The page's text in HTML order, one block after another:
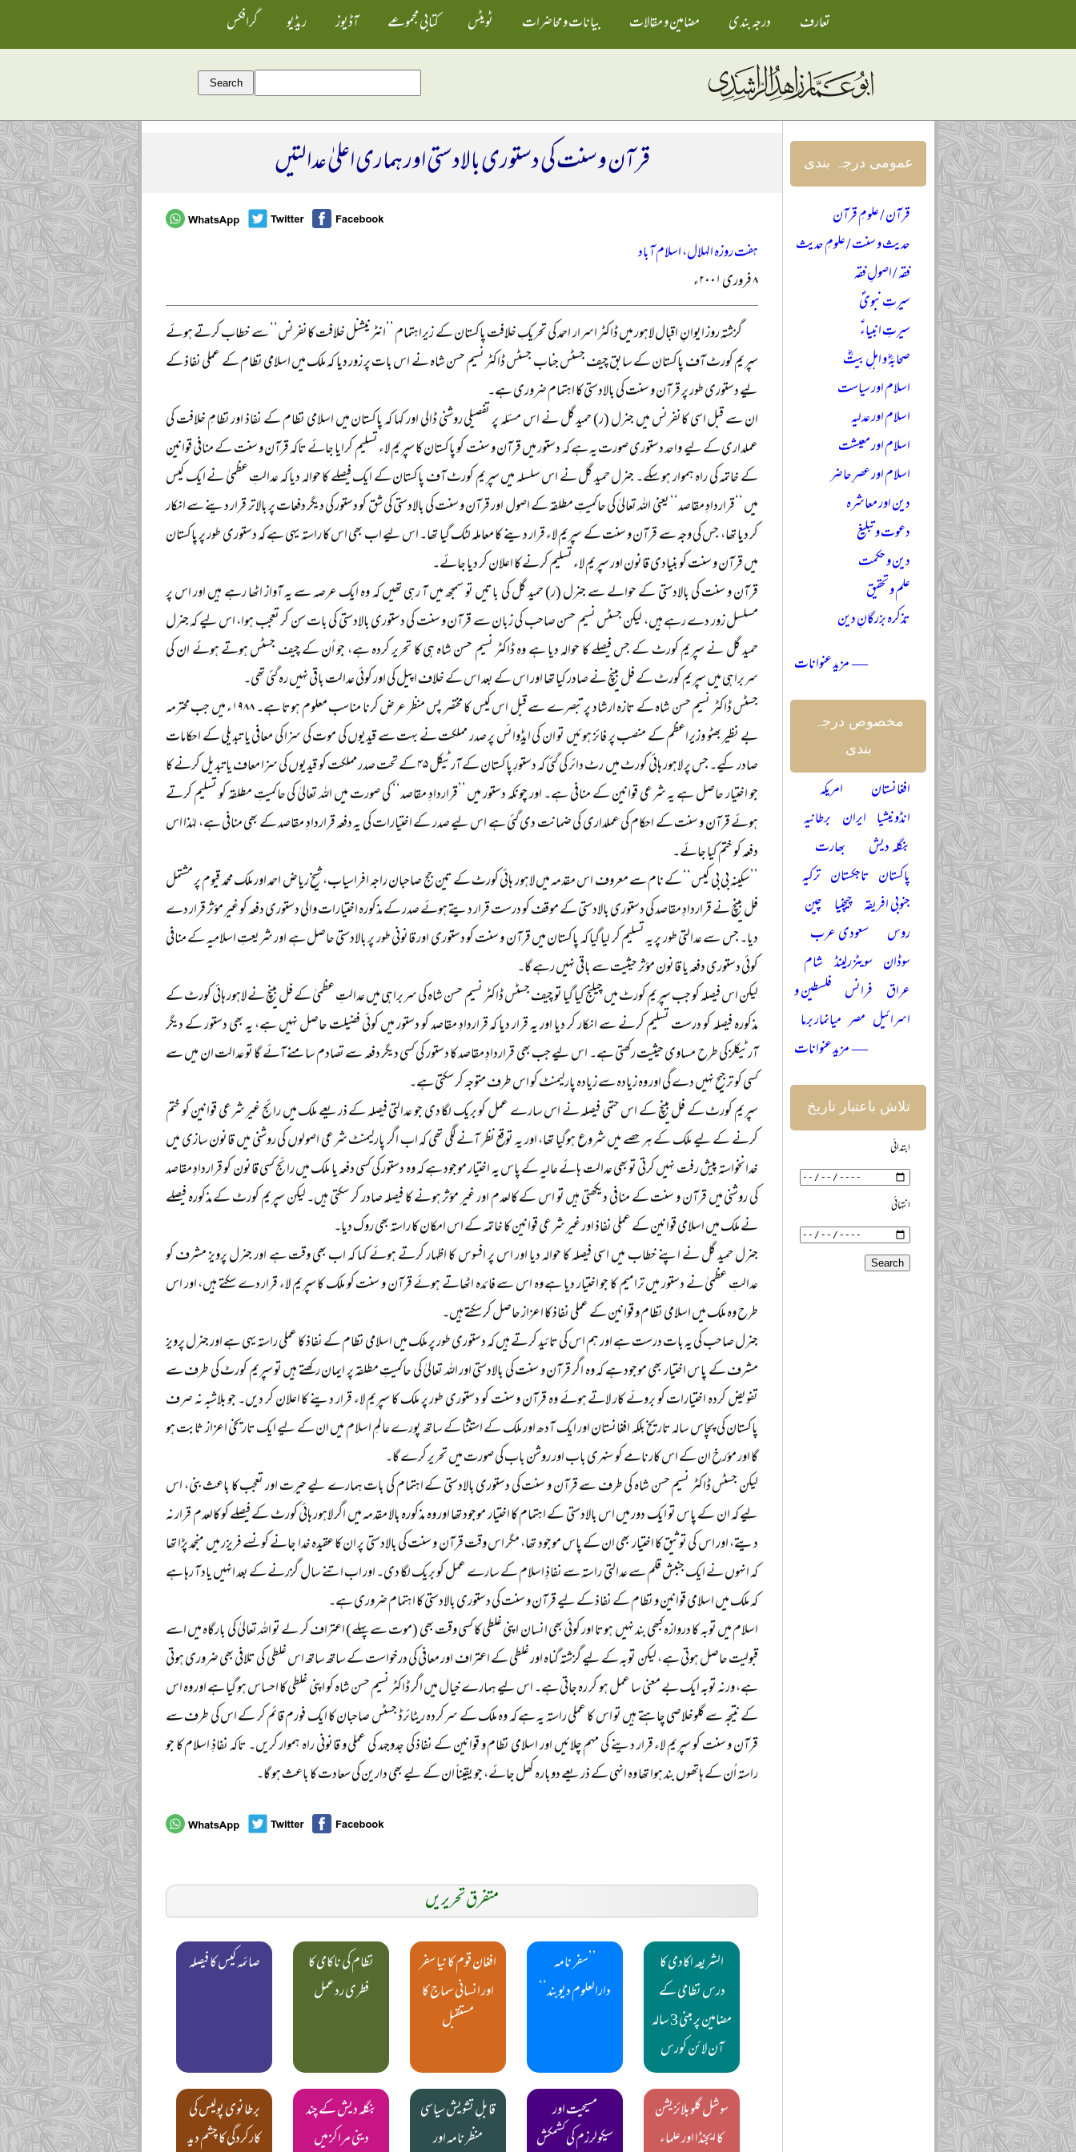
تعارف درجہ بندی مضامین و مقالات بیانات و محاضرات ٹویٹس کتابی مجموعے آڈیوز ریڈیو گرافکس
قرآن و سنت کی دستوری بالادستی اور ہماری اعلیٰ عدالتیں
ہفت روزہ الہلال، اسلام آباد
۸ فروری ۲۰۰۱ء
گزشتہ روز ایوانِ اقبال لاہور میں ڈاکٹر اسرار احمد کی تحریکِ خلافت پاکستان کے زیراہتمام ’’انٹرنیشنل خلافت کانفرنس‘‘ سے خطاب کرتے ہوئے
سپریم کورٹ آف پاکستان کے سابق چیف جسٹس جناب جسٹس ڈاکٹر نسیم حسن شاہ نے اس بات پر زور دیا کہ ملک میں اسلامی نظام کے عملی نفاذ کے
لیے دستوری طور پر قرآن و سنت کی بالادستی کا اہتمام ضروری ہے۔
ان سے قبل اسی کانفرنس میں جنرل (ر) حمید گل نے اس مسئلہ پر تفصیلی روشنی ڈالی اور کہا کہ پاکستان میں اسلامی نظام کے نفاذ اور نظامِ خلافت کی
عملداری کے لیے واحد دستوری صورت یہ ہے کہ دستور میں قرآن و سنت کو پاکستان کا سپریم لاء تسلیم کرایا جائے تاکہ قرآن و سنت کے منافی قوانین
کے خاتمہ کی راہ ہموار ہو سکے۔ جنرل حمید گل نے اس سلسلہ میں سپریم کورٹ آف پاکستان کے ایک فیصلے کا حوالہ دیا کہ عدالتِ عظمیٰ نے ایک کیس
میں ‘‘قراردادِ مقاصد‘‘ یعنی اللہ تعالیٰ کی حاکمیتِ مطلقہ کے اصول اور قرآن و سنت کی بالادستی کی شق کو دستور کی دیگر دفعات پر بالاتر قرار دینے سے انکار
کر دیا تھا، جس کی وجہ سے قرآن و سنت کے سپریم لاء قرار دینے کا معاملہ لٹک گیا تھا۔ اس لیے اب بھی اس کا راستہ یہی ہے کہ دستوری طور پر پاکستان
میں قرآن و سنت کو بنیادی قانون اور سپریم لاء تسلیم کرنے کا اعلان کر دیا جائے۔
قرآن و سنت کی بالادستی کے حوالے سے جنرل (ر) حمید گل کی باتیں تو سمجھ میں آ رہی تھیں کہ وہ ایک عرصہ سے یہ آواز اٹھا رہے ہیں اور اس پر
مسلسل زور دے رہے ہیں، لیکن جسٹس نسیم حسن صاحب کی زبان سے قرآن و سنت کی دستوری بالادستی کی بات سن کر تعجب ہوا، اس لیے کہ جنرل
حمید گل نے سپریم کورٹ کے جس فیصلے کا حوالہ دیا ہے وہ ڈاکٹر نسیم حسن شاہ ہی کا تحریر کردہ ہے، جو اُن کے چیف جسٹس ہوتے ہوئے ان کی
سربراہی میں سپریم کورٹ کے فل بینچ نے صادر کیا تھا اور اس کے بعد اس کے خلاف اپیل کی اور کوئی عدالت باقی نہیں رہ گئی تھی۔
جسٹس ڈاکٹر نسیم حسن شاہ کے تازہ ارشاد پر تبصرے سے قبل اس کیس کا مختصر پس منظر عرض کرنا مناسب معلوم ہوتا ہے۔ ۱۹۸۸ء میں جب محترمہ
بے نظیر بھٹو وزیراعظم کے منصب پر فائز ہوئیں تو ان کی ایڈوائس پر صدر مملکت نے بہت سے قیدیوں کی موت کی سزا کی معافی یا تبدیلی کے احکامات
صادر کیے۔ جس پر لاہور ہائی کورٹ میں رٹ دائر کی گئی کہ دستورِ پاکستان کے آرٹیکل ۴۵ کے تحت صدر مملکت کو قیدیوں کی سزا معاف یا تبدیل کرنے کا
جو اختیار حاصل ہے یہ شرعی قوانین کے منافی ہے۔ اور چونکہ دستور میں ’’قراردادِ مقاصد‘‘ کی صورت میں اللہ تعالیٰ کی حاکمیتِ مطلقہ کو تسلیم کرتے
ہوئے قرآن و سنت کے احکام کی عملداری کی ضمانت دی گئی ہے اس لیے صدر کے اختیارات کی یہ دفعہ قراردادِ مقاصد کے بھی منافی ہے، لہٰذا اس
دفعہ کو ختم کیا جائے۔
’’سکینہ بی بی کیس‘‘ کے نام سے معروف اس مقدمہ میں لاہور ہائی کورٹ کے تین جج صاحبان راجہ افراسیاب، شیخ ریاض احمد اور ملک محمد قیوم پر مشتمل
فل بینچ نے قراردادِ مقاصد کی دستوری بالادستی کے موقف کو درست قرار دیتے ہوئے صدر کے مذکورہ اختیارات والی دستوری دفعہ کو غیر مؤثر قرار دے
دیا۔ جس سے عدالتی طور پر یہ تسلیم کر لیا گیا کہ پاکستان میں قرآن و سنت کو دستوری اور قانونی طور پر بالادستی حاصل ہے اور شریعتِ اسلامیہ کے منافی
کوئی دستوری دفعہ یا قانون مؤثر حیثیت سے باقی نہیں رہے گا۔
لیکن اس فیصلہ کو جب سپریم کورٹ میں چیلنج کیا گیا تو چیف جسٹس ڈاکٹر نسیم حسن شاہ کی سربراہی میں عدالتِ عظمیٰ کے فل بینچ نے لاہور ہائی کورٹ کے
مذکورہ فیصلہ کو درست تسلیم کرنے سے انکار کر دیا اور یہ قرار دیا کہ قراردادِ مقاصد کو دستور میں کوئی فضیلت حاصل نہیں ہے، یہ بھی دستور کے دیگر
آرٹیکلز کی طرح مساوی حیثیت رکھتی ہے۔ اس لیے جب بھی قراردادِ مقاصد کا دستور کی کسی دیگر دفعہ سے تصادم سامنے آئے گا تو عدالت ان میں سے
کسی کو ترجیح نہیں دے گی اور وہ زیادہ سے زیادہ پارلیمنٹ کو اس طرف متوجہ کر سکتی ہے۔
سپریم کورٹ کے فل بینچ کے اس حتمی فیصلہ نے اس سارے عمل کو بریک لگا دی جو عدالتی فیصلہ کے ذریعے ملک میں رائج غیر شرعی قوانین کو ختم
کرنے کے لیے ملک کے ہر حصے میں شروع ہوگیا تھا، اور یہ توقع نظر آنے لگی تھی کہ اب اگر پارلیمنٹ شرعی اصولوں کی روشنی میں قانون سازی میں
خدانخواستہ پیش رفت نہیں کرتی تو بھی عدالت ہائے عالیہ کے پاس یہ اختیار موجود ہے کہ وہ دستور کی کسی دفعہ یا ملک میں رائج کسی قانون کو قراردادِ مقاصد
کی روشنی میں قرآن و سنت کے منافی دیکھتی ہیں تو اس کے کالعدم اور غیر مؤثر ہونے کا فیصلہ صادر کر سکتی ہیں۔ لیکن سپریم کورٹ کے مذکورہ فیصلے
نے ملک میں اسلامی قوانین کے عملی نفاذ اور غیر شرعی قوانین کا خاتمہ کے اس امکان کا راستہ بھی روک دیا۔
جنرل حمید گل نے اپنے خطاب میں اسی فیصلہ کا حوالہ دیا اور اس پر افسوس کا اظہار کرتے ہوئے کہا کہ اب بھی وقت ہے اور جنرل پرویز مشرف کو
عدالتِ عظمیٰ نے دستور میں ترامیم کا جو اختیار دیا ہے وہ اس سے فائدہ اٹھاتے ہوئے قرآن و سنت کو ملک کا سپریم لاء قرار دے سکتے ہیں، اور اس
طرح وہ ملک میں اسلامی نظام و قوانین کے عملی نفاذ کا اعزاز حاصل کر سکتے ہیں۔
جنرل صاحب کی یہ بات درست ہے اور ہم اس کی تائید کرتے ہیں کہ دستوری طور پر ملک میں اسلامی نظام کے نفاذ کا عملی راستہ یہی ہے اور جنرل پرویز
مشرف کے پاس اختیار بھی موجود ہے کہ وہ اگر قرآن و سنت کی بالادستی اور اللہ تعالیٰ کی حاکمیتِ مطلقہ پر ایمان رکھتے ہیں تو سپریم کورٹ کی طرف سے
تفویض کردہ اختیارات کو بروئے کار لاتے ہوئے وہ قرآن و سنت کو دستوری طور پر ملک کا سپریم لاء قرار دینے کا اعلان کر دیں۔ جو بلاشبہ نہ صرف
پاکستان کی پچاس سالہ تاریخ بلکہ افغانستان اور ایک آدھ اور ملک کے استثنا کے ساتھ پورے عالمِ اسلام میں ان کے لیے ایک تاریخی اعزاز ثابت ہو
گا اور مؤرخ ان کے اس کارنامے کو سنہری باب اور روشن باب کی صورت میں تحریر کرے گا۔
لیکن جسٹس ڈاکٹر نسیم حسن شاہ کی طرف سے قرآن و سنت کی دستوری بالادستی کے اہتمام کی بات ہمارے لیے حیرت اور تعجب کا باعث بنی، اس
لیے کہ ان کے پاس تو ایک دور میں اس بالادستی کے اہتمام کا اختیار موجود تھا اور وہ مذکورہ بالا مقدمہ میں اگر لاہور ہائی کورٹ کے فیصلے کو کالعدم قرار نہ
دیتے، اور اس کی توثیق کا اختیار بھی ان کے پاس موجود تھا، مگر اس وقت قرآن و سنت کی بالادستی پر ان کا عقیدہ خدا جانے کونسے فریزر میں منجمد پڑا تھا
کہ انہوں نے ایک جنبش قلم سے عدالتی راستہ سے نفاذِ اسلام کے سارے عمل کو بریک لگا دی۔ اور اب اتنے سال گزرنے کے بعد انہیں یاد آ رہا ہے
کہ ملک میں اسلامی قوانین و نظام کے نفاذ کے لیے قرآن و سنت کی دستوری بالادستی کا اہتمام ضروری ہے۔
اسلام میں توبہ کا دروازہ کبھی بند نہیں ہوتا اور کوئی بھی انسان اپنی غلطی کا کسی وقت بھی (موت سے پہلے) اعتراف کر لے تو اللہ تعالیٰ کی بارگاہ میں اسے
قبولیت حاصل ہوتی ہے، لیکن توبہ کے لیے گزشتہ گناہ اور غلطی کے اعتراف اور معافی کی درخواست کے ساتھ ساتھ اس غلطی کی تلافی بھی ضروری ہوتی
ہے، ورنہ توبہ ایک بے معنی سا عمل ہو کر رہ جاتی ہے۔ اس لیے ہمارے خیال میں اگر ڈاکٹر نسیم حسن شاہ کو اپنی غلطی کا احساس ہو گیا ہے اور وہ اس
کے نتیجہ سے گلوخلاصی چاہتے ہیں تو اس کا عملی راستہ یہ ہے کہ وہ ملک کے سرکردہ ریٹائرڈ جسٹس صاحبان کا ایک فورم قائم کر کے اس کی طرف سے
قرآن و سنت کو سپریم لاء قرار دینے کی مہم چلائیں اور اسلامی نظام و قوانین کے نفاذ کی جدوجہد کی عملی و قانونی راہ ہموار کریں۔ تاکہ نفاذِ اسلام کا جو
راستہ اُن کے ہاتھوں بند ہوا تھا وہ انہی کے ذریعے دوبارہ کھل جائے، جو یقیناً‌ ان کے لیے بھی دارین کی سعادت کا باعث ہو گا۔
متفرق تحریریں
الشریعہ اکادمی کا
درس نظامی کے
مضامین پر مبنی 3 سالہ
آن لائن کورس
’’سفر نامہ
دارالعلوم دیوبند‘‘
افغان قوم کا نیا سفر
اور انسانی سماج کا
مستقبل
نظام کی ناکامی کا
فطری ردعمل
صائمہ کیس کا فیصلہ
سوشل گلوبلائزیشن
کا ایجنڈا اور علماء
مسیحیت اور
سیکولرزم کی کشمکش
قابلِ تشویش سیاسی
منظر نامہ اور
بنگلہ دیش کے چند
دینی مراکز میں
برطانوی پولیس کی
کارکردگی کا چشم دید
عمومی درجہ بندی
قرآن / علومِ قرآن
حدیث و سنت / علومِ حدیث
فقہ / اصولِ فقہ
سیرتِ نبویؐ
سیرتِ انبیاءؑ
صحابہؓ و اہلِ بیتؓ
اسلام اور سیاست
اسلام اور عدلیہ
اسلام اور معیشت
اسلام اور عصرِ حاضر
دین اور معاشرہ
دعوت و تبلیغ
دین و حکمت
علم و تحقیق
تذکرہ بزرگانِ دین
— مزید عنوانات
مخصوص درجہ
بندی
افغانستان
امریکہ
انڈونیشیا ایران برطانیہ
بنگلہ دیش
بھارت
پاکستان تاجکستان ترکیہ
جنوبی افریقہ چیچنیا چین
روس
سعودی عرب
سوڈان سویٹزرلینڈ شام
عراق فرانس فلسطین و
اسرائیل مصر میانمار برما
— مزید عنوانات
تلاش باعتبار تاریخ
ابتدائی
انتہائی